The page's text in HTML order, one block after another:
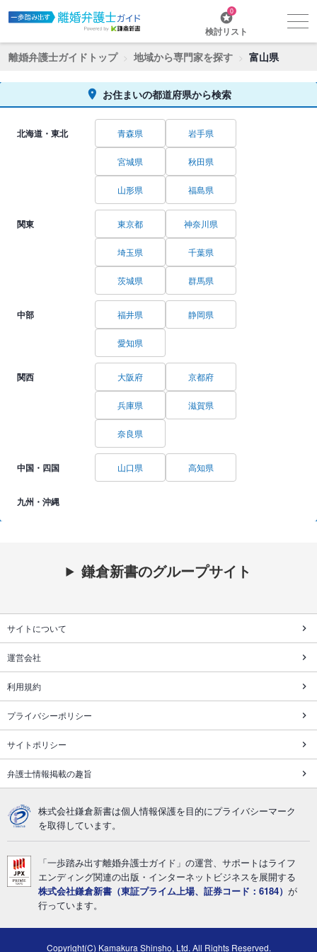
0
検討リスト
離婚弁護士ガイドトップ 地域から専門家を探す 富山県
お住まいの都道府県から検索
北海道・東北 青森県 岩手県
宮城県 秋田県
山形県 福島県
関東 東京都 神奈川県
埼玉県 千葉県
茨城県 群馬県
中部 福井県 静岡県
愛知県
関西 大阪府 京都府
兵庫県 滋賀県
奈良県
中国・四国 山口県 高知県
九州・沖縄
鎌倉新書のグループサイト
サイトについて
運営会社
利用規約
プライバシーポリシー
サイトポリシー
弁護士情報掲載の趣旨
株式会社鎌倉新書は個人情報保護を目的にプライバシーマーク
を取得しています。
「一歩踏み出す離婚弁護士ガイド」の運営、サポートはライフ
エンディング関連の出版・インターネットビジネスを展開する
株式会社鎌倉新書（東証プライム上場、証券コード：6184） が
行っています。
Copyright(C) Kamakura Shinsho, Ltd. All Rights Reserved.